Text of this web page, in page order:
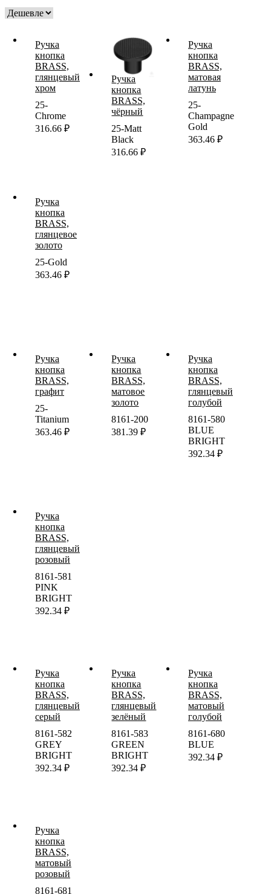
Ручка
кнопка
BRASS,
глянцевый
хром
25-
Chrome
316.66 ₽
Ручка
кнопка
BRASS,
чёрный
25-Matt
Black
316.66₽
Ручка
кнопка
BRASS,
матовая
латунь
25-
Champagne
Gold
363.46 ₽
Ручка
кнопка
BRASS,
глянцевое
золото
25-Gold
363.46 ₽
Ручка
кнопка
BRASS,
графит
25-
Titanium
363.46 ₽
Ручка
кнопка
BRASS,
матовое
золото
8161-200
381.39₽
Ручка
кнопка
BRASS,
глянцевый
голубой
8161-580
BLUE
BRIGHT
392.34 ₽
Ручка
кнопка
BRASS,
глянцевый
розовый
8161-581
PINK
BRIGHT
392.34 ₽
Ручка
кнопка
BRASS,
глянцевый
серый
8161-582
GREY
BRIGHT
392.34 ₽
Ручка
кнопка
BRASS,
глянцевый
зелёный
8161-583
GREEN
BRIGHT
392.34₽
Ручка
кнопка
BRASS,
матовый
голубой
8161-680
BLUE
392.34 ₽
Ручка
кнопка
BRASS,
матовый
розовый
8161-681